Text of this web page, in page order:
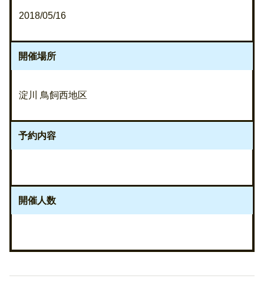
2018/05/16
開催場所
淀川 鳥飼西地区
予約内容
開催人数